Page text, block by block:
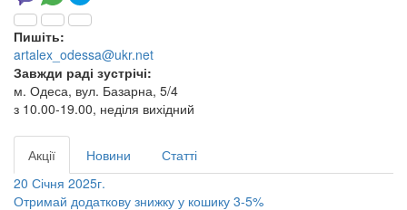
Пишіть:
artalex_odessa@ukr.net
Завжди раді зустрічі:
м. Одеса, вул. Базарна, 5/4
з 10.00-19.00, неділя вихідний
Акції Новини
Статті
20 Січня 2025г.
Отримай додаткову знижку у кошику 3-5%